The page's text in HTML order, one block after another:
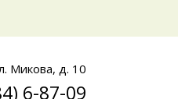
Микова, д. 10
6-87-09